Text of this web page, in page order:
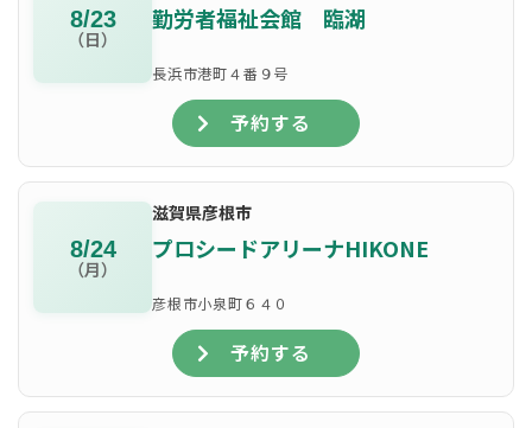
8/23
（日）
勤労者福祉会館 臨湖
長浜市港町４番９号
予約する
8/24
（月）
滋賀県彦根市
プロシードアリーナHIKONE
彦根市小泉町６４０
予約する